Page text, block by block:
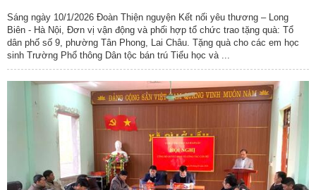
Sáng ngày 10/1/2026 Đoàn Thiện nguyện Kết nối yêu thương – Long
Biên - Hà Nội, Đơn vị vận động và phối hợp tổ chức trao tặng quà: Tổ
dân phố số 9, phường Tân Phong, Lai Châu. Tặng quà cho các em học
sinh Trường Phổ thông Dân tộc bán trú Tiểu học và ...